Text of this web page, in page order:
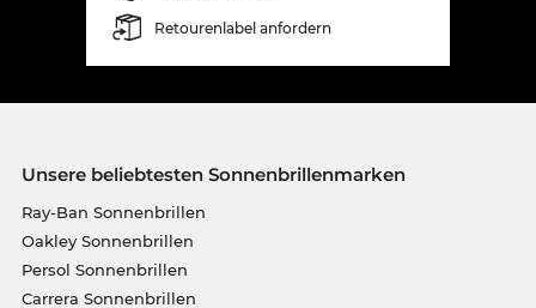
Retourenlabel anfordern
Unsere beliebtesten Sonnenbrillenmarken
Ray-Ban Sonnenbrillen
Oakley Sonnenbrillen
Persol Sonnenbrillen
Carrera Sonnenbrillen